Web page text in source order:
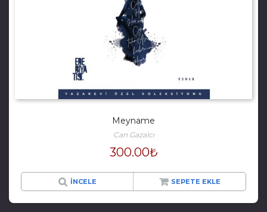
Meyname
Can Gazalcı
300.00₺
İNCELE SEPETE EKLE